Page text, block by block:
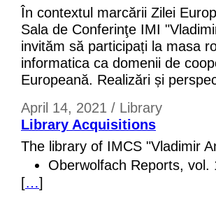
În contextul marcării Zilei
Sala de Conferinţe IMI
invităm să participați la masa
informatica ca domenii de
Europeană. Realizări și
April 14, 2021 / Library
Library Acquisitions
The library of IMCS "Vladimir
Oberwolfach Reports,
[…]